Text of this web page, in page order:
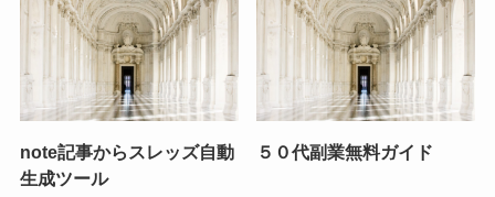
note記事からスレッズ自動
生成ツール
５０代副業無料ガイド